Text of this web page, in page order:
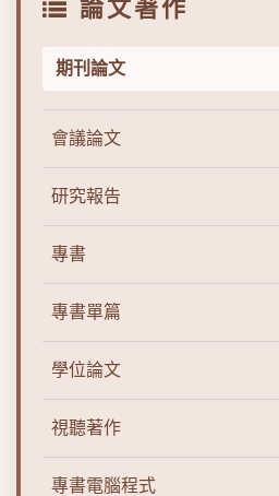
論文著作
期刊論文
會議論文
研究報告
專書
專書單篇
學位論文
視聽著作
專書電腦程式